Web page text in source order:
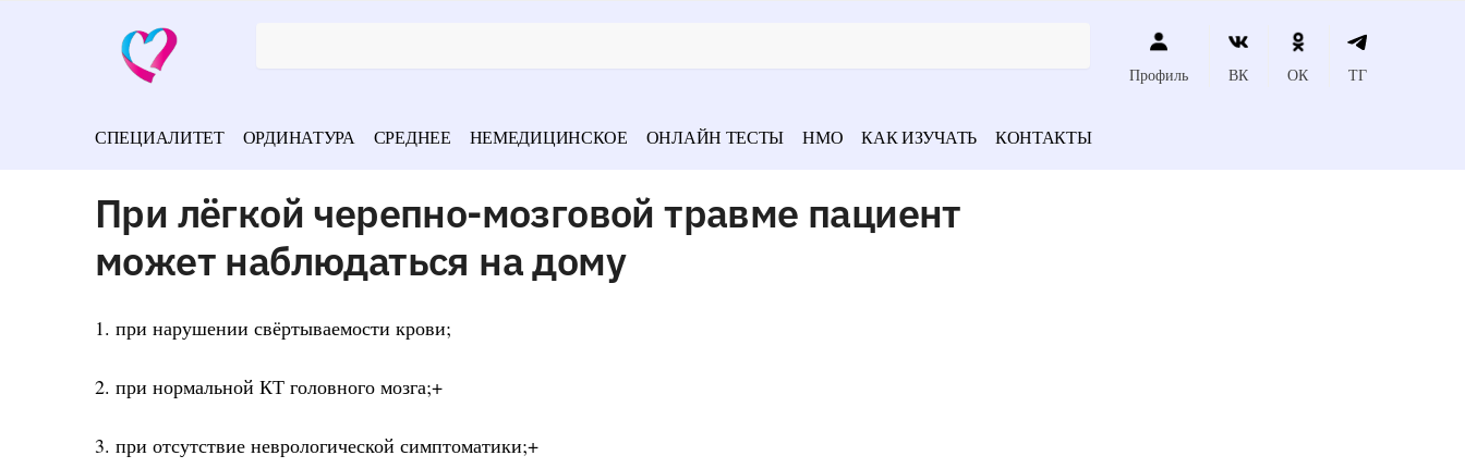
Профиль ВК ОК ТГ
СПЕЦИАЛИТЕТ ОРДИНАТУРА СРЕДНЕЕ НЕМЕДИЦИНСКОЕ ОНЛАЙН ТЕСТЫ НМО КАК ИЗУЧАТЬ КОНТАКТЫ
При лёгкой черепно-мозговой травме пациент
может наблюдаться на дому
1. при нарушении свёртываемости крови;
2. при нормальной КТ головного мозга;+
3. при отсутствие неврологической симптоматики;+